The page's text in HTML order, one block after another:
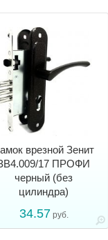
врезной Зенит
17 ПРОФИ
черный (без
цилиндра)
34.57 руб.